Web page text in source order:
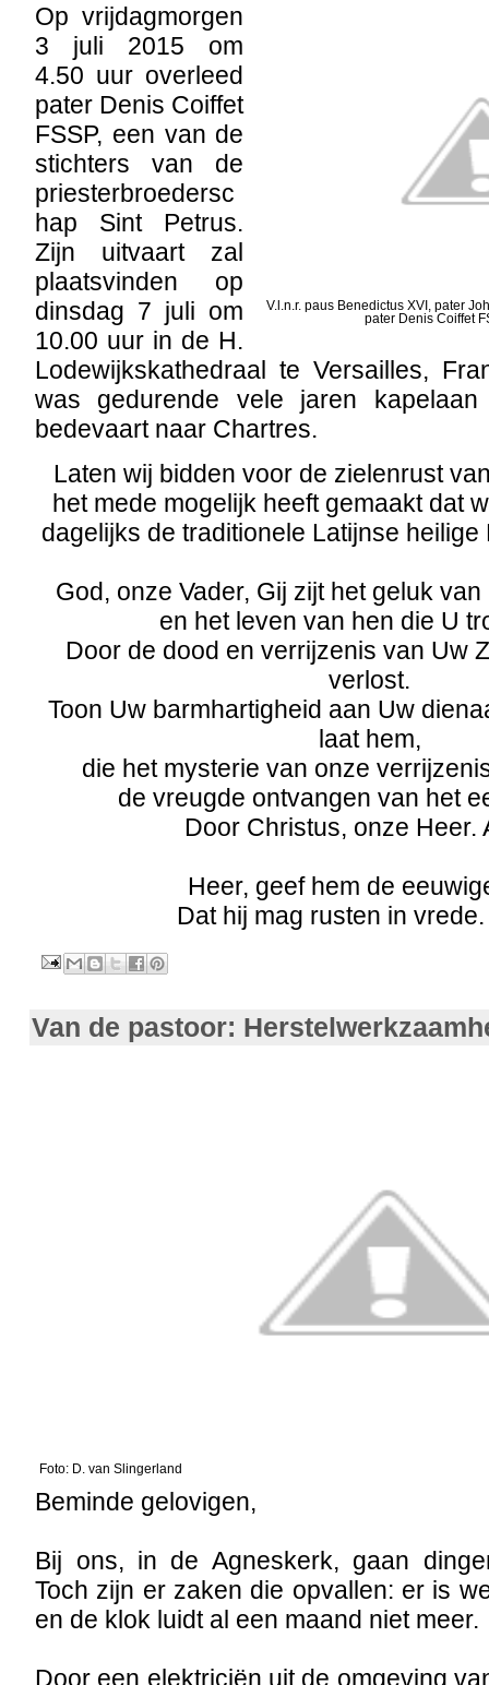
V.l.n.r. paus Benedictus XVI, pater
pater Denis Coiffet
Op vrijdagmorgen
3 juli 2015 om
4.50 uur overleed
pater Denis Coiffet
FSSP, een van de
stichters van de
priesterbroedersc
hap Sint Petrus.
Zijn uitvaart zal
plaatsvinden op
dinsdag 7 juli om
10.00 uur in de H.
Lodewijkskathedraal te Versailles,
was gedurende vele jaren
bedevaart naar Chartres.
Laten wij bidden voor de zielenrust
het mede mogelijk heeft gemaakt dat
dagelijks de traditionele Latijnse
God, onze Vader, Gij zijt het geluk
en het leven van hen die U
Door de dood en verrijzenis van Uw
verlost.
Toon Uw barmhartigheid aan Uw
laat hem,
die het mysterie van onze
de vreugde ontvangen van het
Door Christus, onze Heer.
Heer, geef hem de
Dat hij mag rusten in
Van de pastoor:
Foto: D. van Slingerland
Beminde gelovigen,
Bij ons, in de Agneskerk, gaan
Toch zijn er zaken die opvallen: er is
en de klok luidt al een maand niet meer.
Door een elektriciën uit de omgeving